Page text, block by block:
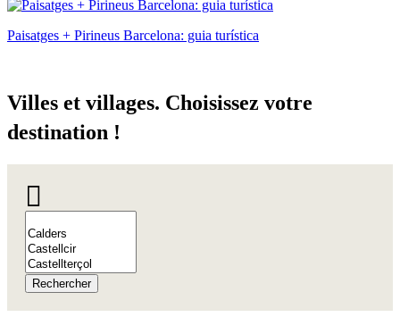
Paisatges + Pirineus Barcelona: guia turística
Villes et villages. Choisissez votre
destination !
Rechercher